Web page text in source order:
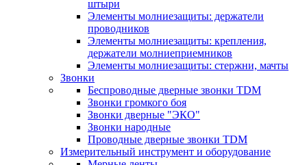
штыри
Элементы молниезащиты: держатели
проводников
Элементы молниезащиты: крепления,
держатели молниеприемников
Элементы молниезащиты: стержни, мачты
Звонки
Беспроводные дверные звонки TDM
Звонки громкого боя
Звонки дверные "ЭКО"
Звонки народные
Проводные дверные звонки TDM
Измерительный инструмент и оборудование